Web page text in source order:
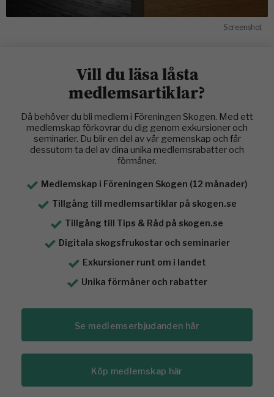
Screenshot
Vill du läsa låsta
medlemsartiklar?
Då behöver du bli medlem i Föreningen Skogen. Med ett
medlemskap förkovrar du dig genom exkursioner och
seminarier. Du blir en del av vår gemenskap och får
dessutom ta del av dina unika medlemsrabatter och
förmåner.
Medlemskap i Föreningen Skogen (12 månader)
Tillgång till medlemsartiklar på skogen.se
Tillgång till Tips & Råd på skogen.se
Digitala skogsfrukostar och seminarier
Exkursioner runt om i landet
Unika förmåner och rabatter
Se medlemserbjudanden här
Köp medlemskap här